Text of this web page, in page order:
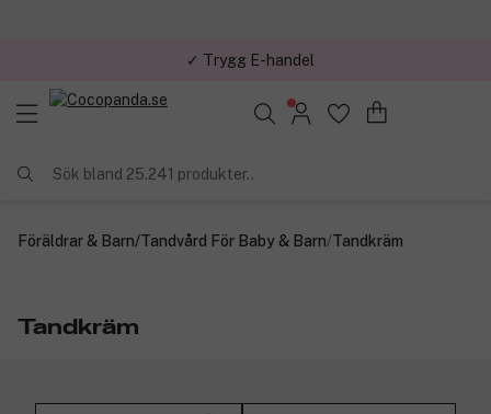
✓ Trygg E-handel
Sök bland 25.241 produkter..
Föräldrar & Barn/Tandvård För Baby & Barn/Tandkräm
Tandkräm